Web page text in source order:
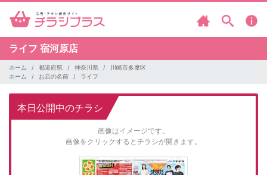
ライフ 宿河原店
ホーム 都道府県 神奈川県
川崎市多摩区
ホーム
お店の名前 ライフ
本日公開中のチラシ
画像はイメージです。
画像をクリックするとチラシが開きます。